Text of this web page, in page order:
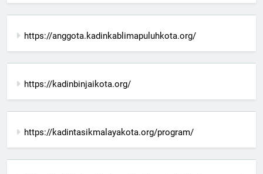
https://anggota.kadinkablimapuluhkota.org/
https://kadinbinjaikota.org/
https://kadintasikmalayakota.org/program/